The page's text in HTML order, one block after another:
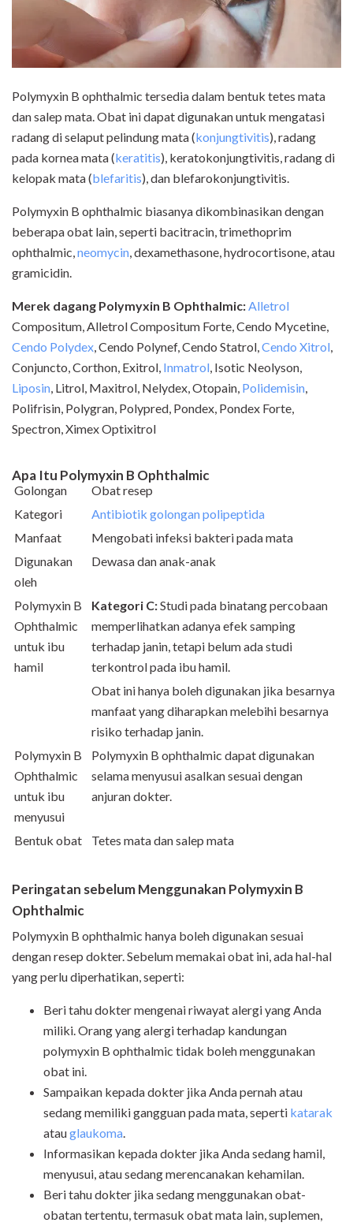
Polymyxin B ophthalmic tersedia dalam bentuk tetes mata
dan salep mata. Obat ini dapat digunakan untuk mengatasi
radang di selaput pelindung mata (konjungtivitis), radang
pada kornea mata (keratitis), keratokonjungtivitis, radang di
kelopak mata (blefaritis), dan blefarokonjungtivitis.
Polymyxin B ophthalmic biasanya dikombinasikan dengan
beberapa obat lain, seperti bacitracin, trimethoprim
ophthalmic,neomycin, dexamethasone, hydrocortisone, atau
gramicidin.
Merek dagang Polymyxin B Ophthalmic:Alletrol
Compositum, Alletrol Compositum Forte, Cendo Mycetine,
Cendo Polydex, Cendo Polynef, Cendo Statrol,Cendo Xitrol,
Conjuncto, Corthon, Exitrol, Inmatrol, Isotic Neolyson,
Liposin, Litrol, Maxitrol, Nelydex, Otopain, Polidemisin,
Polifrisin, Polygran, Polypred, Pondex, Pondex Forte,
Spectron, Ximex Optixitrol
Apa Itu Polymyxin B Ophthalmic
Golongan
Obat resep
Kategori
Antibiotik golongan polipeptida
Manfaat
Mengobati infeksi bakteri pada mata
Digunakan
oleh
Dewasa dan anak-anak
Polymyxin B
Ophthalmic
untuk ibu
hamil
Kategori C:Studi pada binatang percobaan
memperlihatkan adanya efek samping
terhadap janin, tetapi belum ada studi
terkontrol pada ibu hamil.
Obat ini hanya boleh digunakan jika besarnya
manfaat yang diharapkan melebihi besarnya
risiko terhadap janin.
Polymyxin B
Ophthalmic
untuk ibu
menyusui
Polymyxin B ophthalmic dapat digunakan
selama menyusui asalkan sesuai dengan
anjuran dokter.
Bentuk obat Tetes mata dan salep mata
Peringatan sebelum Menggunakan Polymyxin B
Ophthalmic
Polymyxin B ophthalmic hanya boleh digunakan sesuai
dengan resep dokter. Sebelum memakai obat ini, ada hal-hal
yang perlu diperhatikan, seperti:
Beri tahu dokter mengenai riwayat alergi yang Anda
miliki. Orang yang alergi terhadap kandungan
polymyxin B ophthalmic tidak boleh menggunakan
obat ini.
Sampaikan kepada dokter jika Anda pernah atau
sedang memiliki gangguan pada mata, seperti katarak
atauglaukoma.
Informasikan kepada dokter jika Anda sedang hamil,
menyusui, atau sedang merencanakan kehamilan.
Beri tahu dokter jika sedang menggunakan obat-
obatan tertentu, termasuk obat mata lain, suplemen,